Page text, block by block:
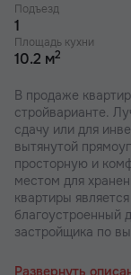
Подъезд
1
Площадь кухни
10.2 м2
В продаже
стройварианте.
сдачу или для
вытянутой
просторную и
местом для
квартиры
благоустроенный
застройщика по
отделе продаж
Развернуть